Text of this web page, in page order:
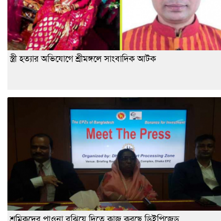
স্ত্রী হত্যার অভিযোগে শ্রীমঙ্গলে সাংবাদিক আটক